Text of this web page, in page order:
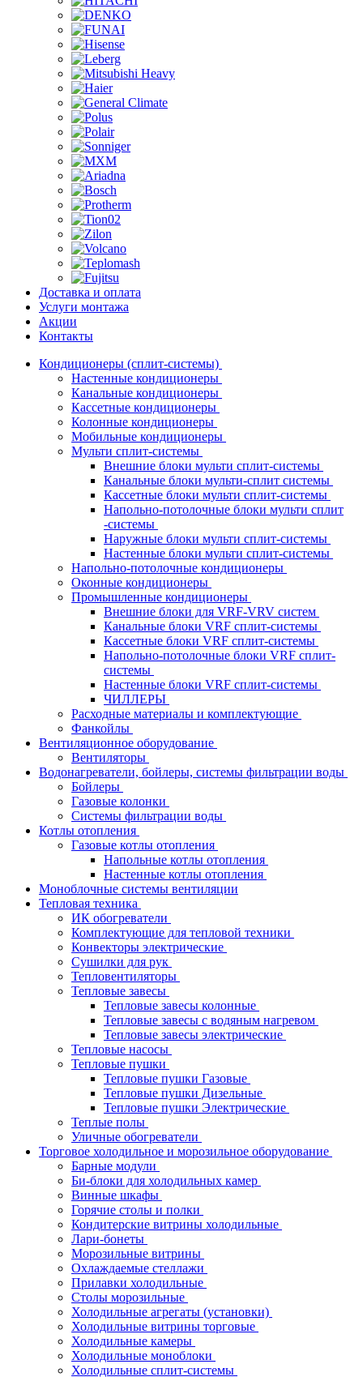
Доставка и оплата
Услуги монтажа
Акции
Контакты
Кондиционеры (сплит-системы)
Настенные кондиционеры
Канальные кондиционеры
Кассетные кондиционеры
Колонные кондиционеры
Мобильные кондиционеры
Мульти сплит-системы
Внешние блоки мульти сплит-системы
Канальные блоки мульти-сплит системы
Кассетные блоки мульти сплит-системы
Напольно-потолочные блоки мульти сплит
-системы
Наружные блоки мульти сплит-системы
Настенные блоки мульти сплит-системы
Напольно-потолочные кондиционеры
Оконные кондиционеры
Промышленные кондиционеры
Внешние блоки для VRF-VRV систем
Канальные блоки VRF сплит-системы
Кассетные блоки VRF сплит-системы
Напольно-потолочные блоки VRF сплит-
системы
Настенные блоки VRF сплит-системы
ЧИЛЛЕРЫ
Расходные материалы и комплектующие
Фанкойлы
Вентиляционное оборудование
Вентиляторы
Водонагреватели, бойлеры, системы фильтрации воды
Бойлеры
Газовые колонки
Системы фильтрации воды
Котлы отопления
Газовые котлы отопления
Напольные котлы отопления
Настенные котлы отопления
Моноблочные системы вентиляции
Тепловая техника
ИК обогреватели
Комплектующие для тепловой техники
Конвекторы электрические
Сушилки для рук
Тепловентиляторы
Тепловые завесы
Тепловые завесы колонные
Тепловые завесы с водяным нагревом
Тепловые завесы электрические
Тепловые насосы
Тепловые пушки
Тепловые пушки Газовые
Тепловые пушки Дизельные
Тепловые пушки Электрические
Теплые полы
Уличные обогреватели
Торговое холодильное и морозильное оборудование
Барные модули
Би-блоки для холодильных камер
Винные шкафы
Горячие столы и полки
Кондитерские витрины холодильные
Лари-бонеты
Морозильные витрины
Охлаждаемые стеллажи
Прилавки холодильные
Столы морозильные
Холодильные агрегаты (установки)
Холодильные витрины торговые
Холодильные камеры
Холодильные моноблоки
Холодильные сплит-системы